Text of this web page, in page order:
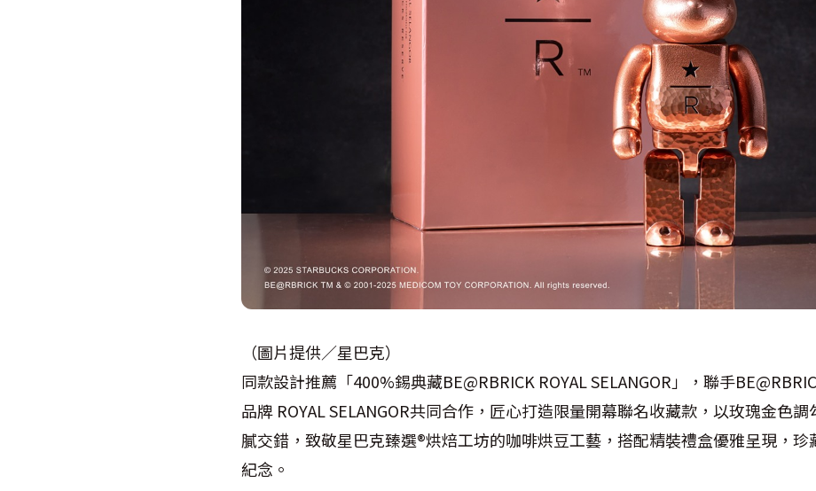
（圖片提供／星巴克）
同款設計推薦「400%錫典藏BE@RBRICK ROYAL SELANGOR」，聯手
品牌 ROYAL SELANGOR共同合作，匠心打造限量開幕聯名收藏款，以玫瑰金色
膩交錯，致敬星巴克臻選®烘焙工坊的咖啡烘豆工藝，搭配精裝禮盒優雅呈現，珍
紀念。